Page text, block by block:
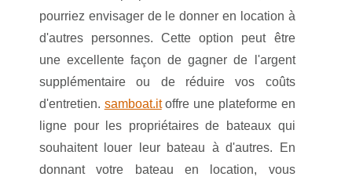
pourriez envisager de le donner en location à
d'autres personnes. Cette option peut être
une excellente façon de gagner de l'argent
supplémentaire ou de réduire vos coûts
d'entretien. samboat.itoffre une plateforme en
ligne pour les propriétaires de bateaux qui
souhaitent louer leur bateau à d'autres. En
donnant votre bateau en location, vous